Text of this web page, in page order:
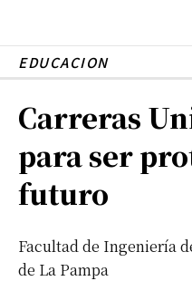
EDUCACION
Carreras
para ser
futuro
Facultad de Ingeniería
de La Pampa